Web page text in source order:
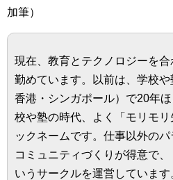
加筆）
現在、教育とテクノロジーを
勤めています。以前は、学校や
香港・シンガポール）で20年
校や塾の時代、よく「モリモ
ックネームです。仕事以外のパ
コミュニティづくりが得意で
いうサークルを運営しています